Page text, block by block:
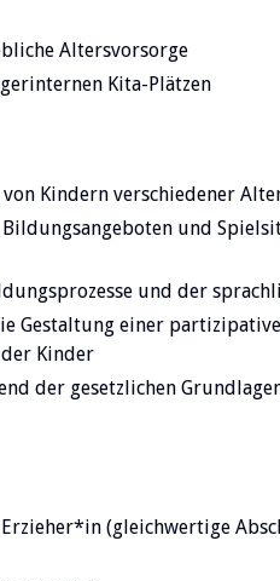
Altersvorsorge
Kita-Plätzen
Kindern verschiedener
und
und der
Gestaltung einer
Kinder
der gesetzlichen
(gleichwertige